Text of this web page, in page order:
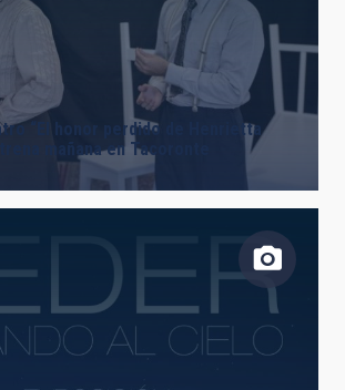
“El honor perdido de Henrietta
mañana en Tacoronte